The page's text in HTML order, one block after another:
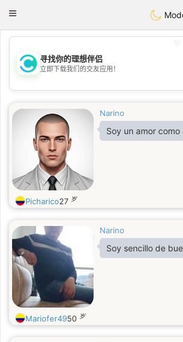
Citas
Toggle
💖
💕
寻找你的理想伴侣
立即下载我们的交友应用！
Narino
Soy un amor como
Picharico27 岁
Narino
Soy sencillo de
Mariofer4950 岁